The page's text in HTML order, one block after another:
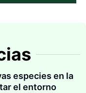
especies en la
el entorno